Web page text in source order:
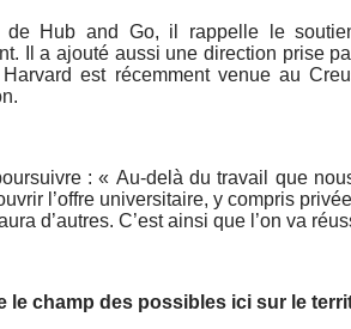
de Hub and Go, il rappelle le
Il a ajouté aussi une direction prise
est récemment venue au
: « Au-delà du travail que
l’offre universitaire, y compris
d’autres. C’est ainsi que l’on va
le champ des possibles ici sur le